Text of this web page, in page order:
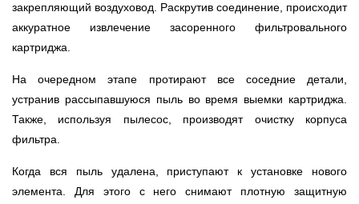
закрепляющий воздуховод. Раскрутив соединение, происходит
аккуратное извлечение засоренного фильтровального
картриджа.
На очередном этапе протирают все соседние детали,
устранив рассыпавшуюся пыль во время выемки картриджа.
Также, используя пылесос, производят очистку корпуса
фильтра.
Когда вся пыль удалена, приступают к установке нового
элемента. Для этого с него снимают плотную защитную